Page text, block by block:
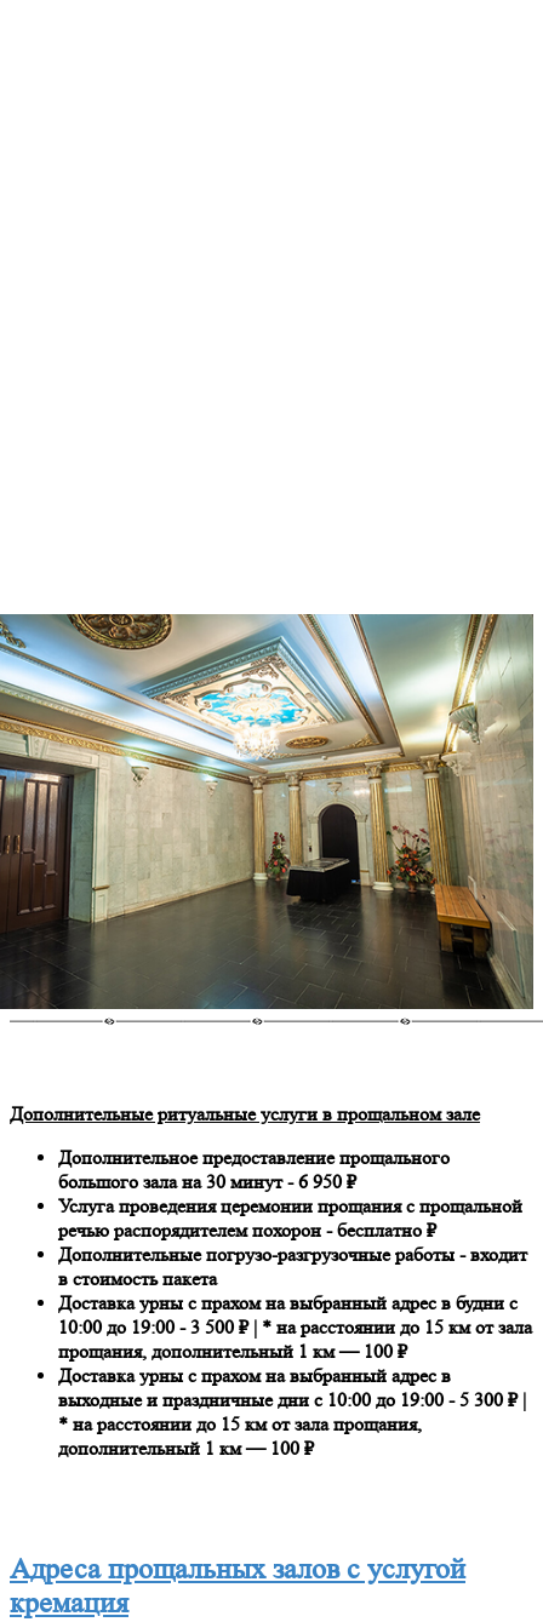
Дополнительные ритуальные услуги в прощальном зале
Дополнительное предоставление прощального
большого зала на 30 минут - 6 950 ₽
Услуга проведения церемонии прощания с прощальной
речью распорядителем похорон - бесплатно ₽
Дополнительные погрузо-разгрузочные работы - входит
в стоимость пакета
Доставка урны с прахом на выбранный адрес в будни с
10:00 до 19:00 - 3 500 ₽ | * на расстоянии до 15 км от зала
прощания, дополнительный 1 км — 100 ₽
Доставка урны с прахом на выбранный адрес в
выходные и праздничные дни с 10:00 до 19:00 - 5 300 ₽ |
* на расстоянии до 15 км от зала прощания,
дополнительный 1 км — 100 ₽
Адреса прощальных залов с услугой
кремация